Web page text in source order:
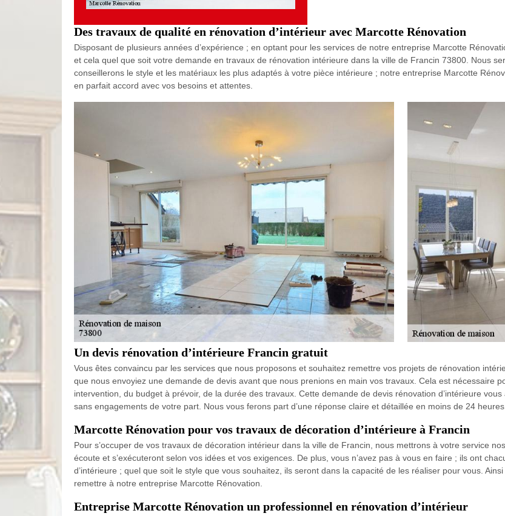
Des travaux de qualité en rénovation d’intérieur avec Marcotte Rénovation
Disposant de plusieurs années d’expérience ; en optant pour les services de notre entreprise Marcotte
et cela quel que soit votre demande en travaux de rénovation intérieure dans la ville de Francin 73800. Nous
conseillerons le style et les matériaux les plus adaptés à votre pièce intérieure ; notre entreprise Marcotte
en parfait accord avec vos besoins et attentes.
Un devis rénovation d’intérieure Francin gratuit
Vous êtes convaincu par les services que nous proposons et souhaitez remettre vos projets de rénovation
que nous envoyiez une demande de devis avant que nous prenions en main vos travaux. Cela est nécessaire
intervention, du budget à prévoir, de la durée des travaux. Cette demande de devis rénovation d’intérieure
sans engagements de votre part. Nous vous ferons part d’une réponse claire et détaillée en moins de 24 heures.
Marcotte Rénovation pour vos travaux de décoration d’intérieure à Francin
Pour s’occuper de vos travaux de décoration intérieur dans la ville de Francin, nous mettrons à votre service
écoute et s’exécuteront selon vos idées et vos exigences. De plus, vous n’avez pas à vous en faire ; ils ont
d’intérieure ; quel que soit le style que vous souhaitez, ils seront dans la capacité de les réaliser pour vous.
remettre à notre entreprise Marcotte Rénovation.
Entreprise Marcotte Rénovation un professionnel en rénovation d’intérieur